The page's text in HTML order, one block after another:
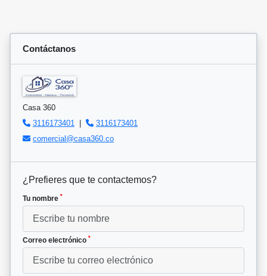
Contáctanos
Casa 360
3116173401
|
3116173401
comercial@casa360.co
¿Prefieres que te contactemos?
Tu nombre *
Correo electrónico *